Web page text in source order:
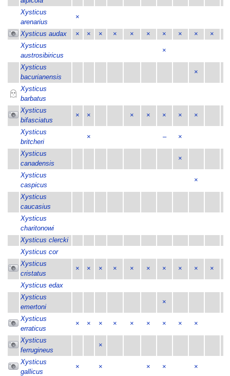
Xysticus
arenarius
×
Xysticus audax × × × × × × × × × ×
Xysticus
austrosibiricus
×
Xysticus
bacurianensis
×
Xysticus
barbatus
Xysticus
bifasciatus
× × × × × × ×
Xysticus
britcheri
× – ×
Xysticus
canadensis
×
Xysticus
caspicus
×
Xysticus
caucasius
Xysticus
charitonowi
Xysticus clercki
Xysticus cor
Xysticus
cristatus
× × × × × × × × × ×
Xysticus edax
Xysticus
emertoni
×
Xysticus
erraticus
× × × × × × × × ×
Xysticus
ferrugineus
×
Xysticus
gallicus
× × × × ×